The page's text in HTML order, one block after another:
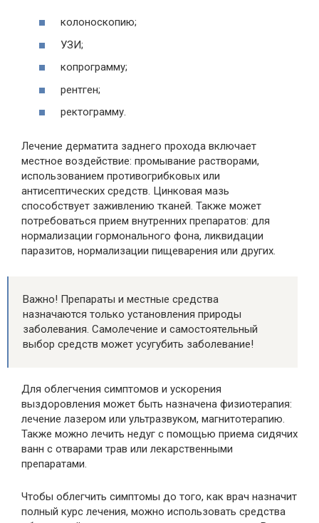
колоноскопию;
УЗИ;
копрограмму;
рентген;
ректограмму.
Лечение дерматита заднего прохода включает
местное воздействие: промывание растворами,
использованием противогрибковых или
антисептических средств. Цинковая мазь
способствует заживлению тканей. Также может
потребоваться прием внутренних препаратов: для
нормализации гормонального фона, ликвидации
паразитов, нормализации пищеварения или других.
Важно! Препараты и местные средства
назначаются только установления природы
заболевания. Самолечение и самостоятельный
выбор средств может усугубить заболевание!
Для облегчения симптомов и ускорения
выздоровления может быть назначена физиотерапия:
лечение лазером или ультразвуком, магнитотерапию.
Также можно лечить недуг с помощью приема сидячих
ванн с отварами трав или лекарственными
препаратами.
Чтобы облегчить симптомы до того, как врач назначит
полный курс лечения, можно использовать средства